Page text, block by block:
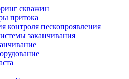
скважин
притока
контроля пескопроявления
заканчивания